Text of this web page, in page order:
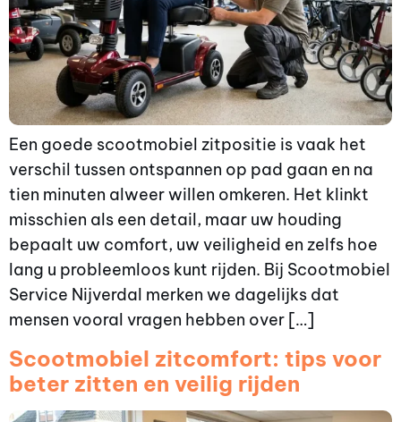
Een goede scootmobiel zitpositie is vaak het
verschil tussen ontspannen op pad gaan en na
tien minuten alweer willen omkeren. Het klinkt
misschien als een detail, maar uw houding
bepaalt uw comfort, uw veiligheid en zelfs hoe
lang u probleemloos kunt rijden. Bij Scootmobiel
Service Nijverdal merken we dagelijks dat
mensen vooral vragen hebben over […]
Scootmobiel zitcomfort: tips voor
beter zitten en veilig rijden